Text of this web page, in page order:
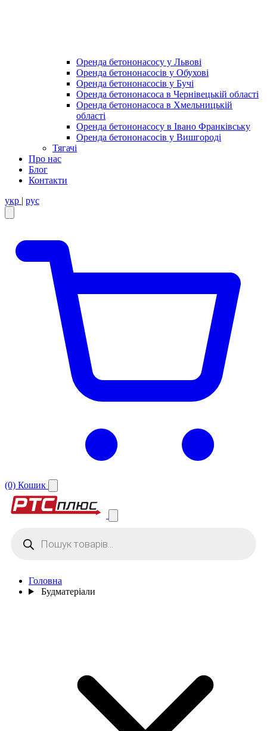
Оренда бетононасосу у Львові
Оренда бетононасосів у Обухові
Оренда бетононасосів у Бучі
Оренда бетононасоса в Чернівецькій області
Оренда бетононасоса в Хмельницькій
області
Оренда бетононасосу в Івано Франківську
Оренда бетононасосів у Вишгороді
Тягачі
Про нас
Блог
Контакти
укр | рус
(0) Кошик
search
Головна
Будматеріали